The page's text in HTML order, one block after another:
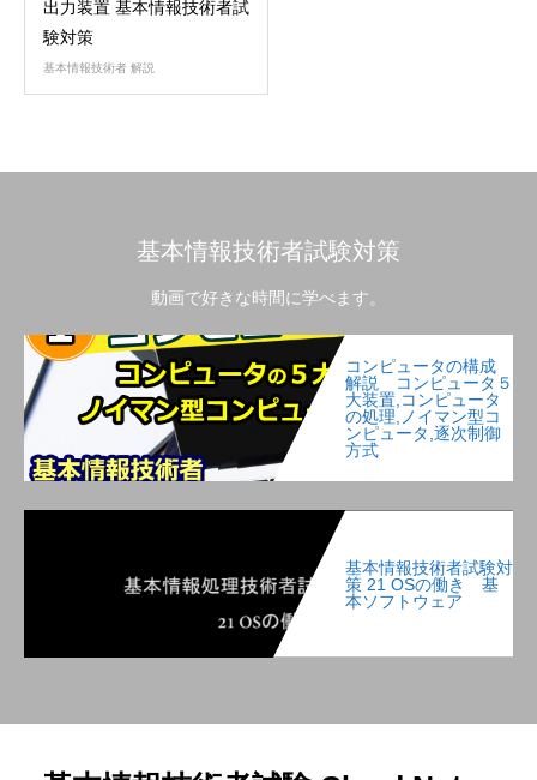
出力装置 基本情報技術者試
験対策
基本情報技術者 解説
基本情報技術者試験対策
動画で好きな時間に学べます。
コンピュータの構成
解説 コンピュータ５
大装置,コンピュータ
の処理,ノイマン型コ
ンピュータ,逐次制御
方式
基本情報技術者試験対
策 21 OSの働き 基
本ソフトウェア